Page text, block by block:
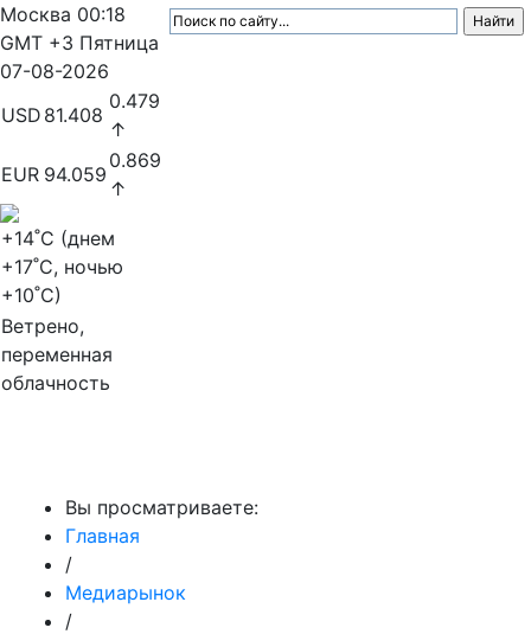
Москва 00:18
GMT +3 Пятница
07-08-2026
USD 81.408
0.479
↑
EUR 94.059
0.869
↑
+14˚C (днем
+17˚C, ночью
+10˚C)
Ветрено,
переменная
облачность
Вы просматриваете:
Главная
/
Медиарынок
/